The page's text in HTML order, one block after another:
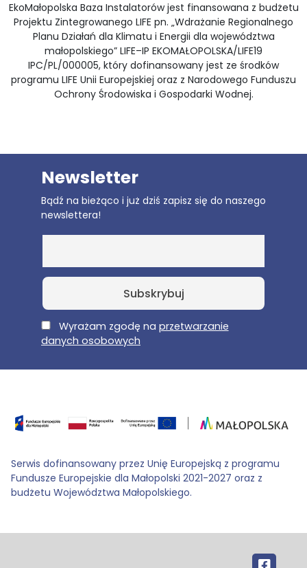
EkoMałopolska Baza Instalatorów jest finansowana z budżetu
Projektu Zintegrowanego LIFE pn. „Wdrażanie Regionalnego
Planu Działań dla Klimatu i Energii dla województwa
małopolskiego” LIFE–IP EKOMAŁOPOLSKA/LIFE19
IPC/PL/000005, który dofinansowany jest ze środków
programu LIFE Unii Europejskiej oraz z Narodowego Funduszu
Ochrony Środowiska i Gospodarki Wodnej.
Newsletter
Bądź na bieżąco i już dziś zapisz się do naszego
newslettera!
E-MailWyrażam zgodę na przetwarzanie
danych osobowych
Serwis dofinansowany przez Unię Europejską z programu
Fundusze Europejskie dla Małopolski 2021-2027 oraz z
budżetu Województwa Małopolskiego.